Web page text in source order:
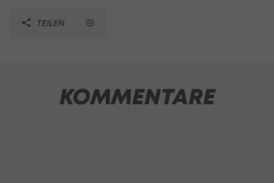
TEILEN
KOMMENTARE